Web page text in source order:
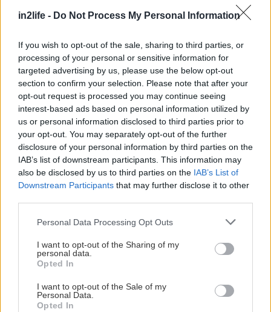
in2life - Do Not Process My Personal Information
If you wish to opt-out of the sale, sharing to third parties, or
processing of your personal or sensitive information for
targeted advertising by us, please use the below opt-out
section to confirm your selection. Please note that after your
opt-out request is processed you may continue seeing
interest-based ads based on personal information utilized by
us or personal information disclosed to third parties prior to
your opt-out. You may separately opt-out of the further
disclosure of your personal information by third parties on the
IAB’s list of downstream participants. This information may
also be disclosed by us to third parties on the IAB’s List of
Downstream Participants that may further disclose it to other
Please note that this website/app uses one or more Google
not limited to your visit or usage behaviour. You may click to
grant or deny consent to Google and its third-party tags to
use your data for below specified purposes in below Google
consent section.
Personal Data Processing Opt Outs
I want to opt-out of the Sharing of my
personal data.
Opted In
I want to opt-out of the Sale of my
Personal Data.
Opted In
Είκοσι μόλις μέτρα από την παραλία, προσφέρει
μοναδικά διακοσμημένα δωμάτια, εξοπλισμένα με
air condition, τηλεόραση, ραδιόφωνο, σεσουάρ,
ψυγείο και πλήρως εξοπλισμένη κουζίνα. Το
δίκλινο δωμάτιο την υψηλή τουριστική περίοδο
κοστίζει 60 ευρώ.
Gorgona Studios(Λιβάδι, τηλ.: 22810 51784,
22810 51971): Επίσης δίπλα στην παραλία της
περιοχής, διαθέτει δέκα δωμάτια με όλες τις
απαραίτητες ανέσεις, συμπεριλαμβανομένων air
condition, ψυγείου και κουζίνας με όλα τα
τουριστική περίοδο κοστίζει 65 ευρώ.
Naias Hotel(Λιβάδι, τηλ.: 22810 51749, 22810
εκπληκτική θέα στη θάλασσα, πλήρως